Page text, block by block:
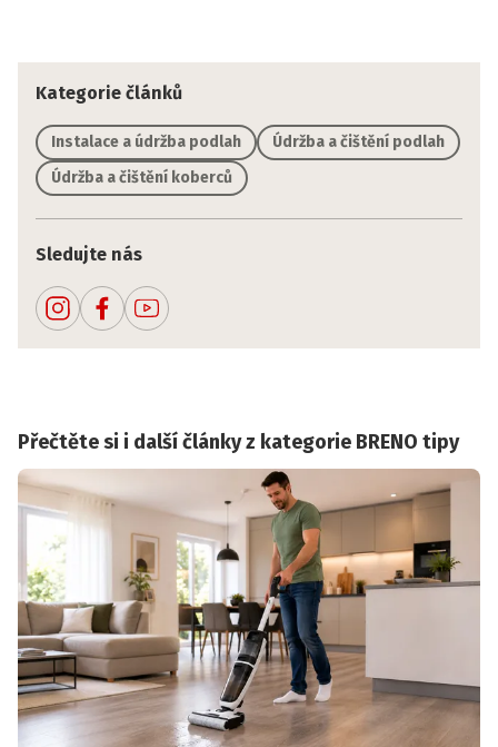
Kategorie článků
Instalace a údržba podlah
Údržba a čištění podlah
Údržba a čištění koberců
Sledujte nás
Přečtěte si i další články z kategorie BRENO tipy